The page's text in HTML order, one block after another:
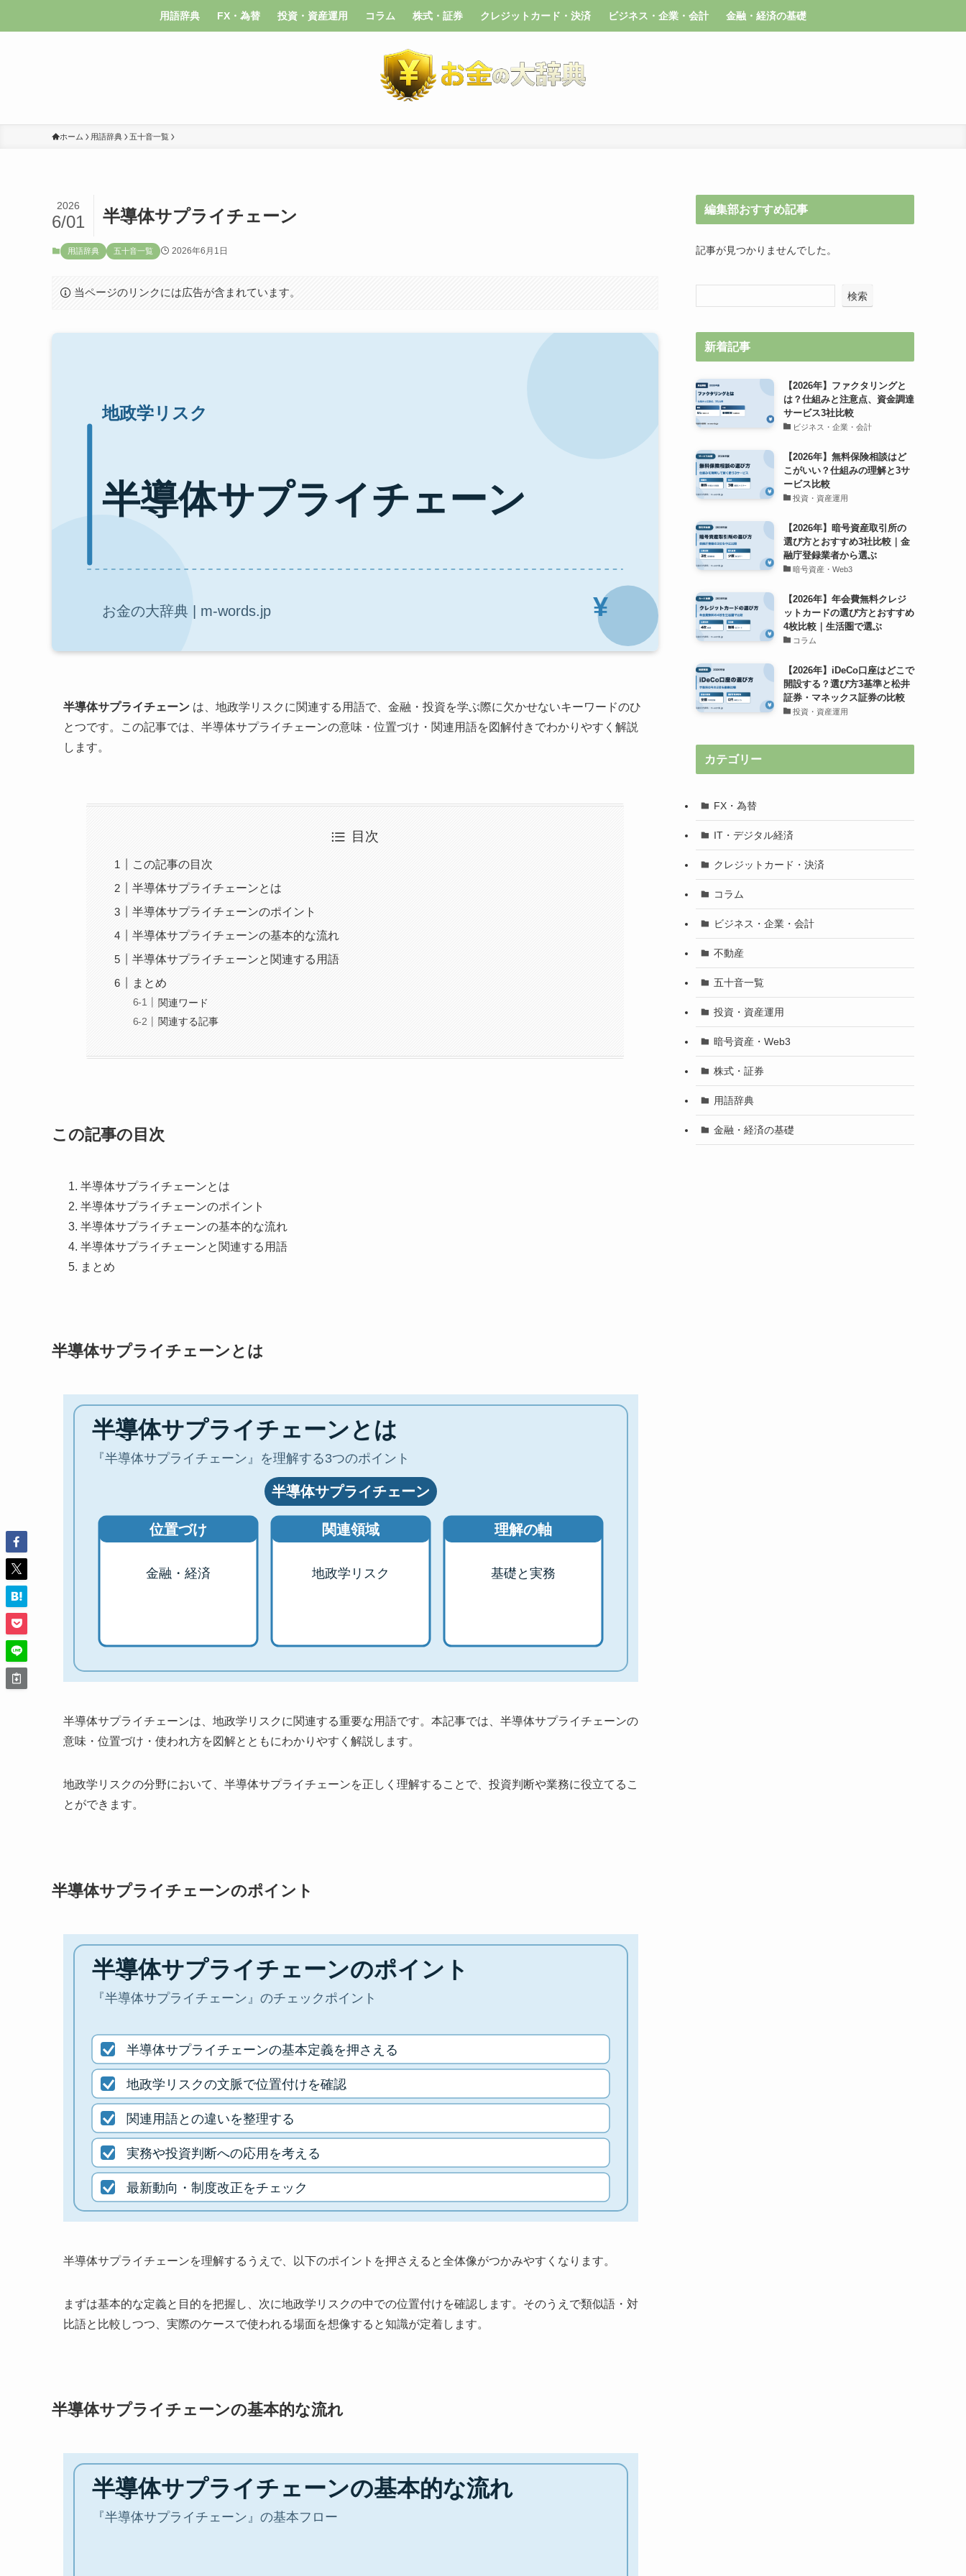
用語辞典 FX・為替 投資・資産運用 コラム 株式・証券 クレジットカード・決済 ビジネス・企業・会計 金融・経済の基礎
ホーム 用語辞典 五十音一覧
半導体サプライチェーン
2026
6/01
用語辞典 五十音一覧 2026年6月1日
当ページのリンクには広告が含まれています。
半導体サプライチェーン は、地政学リスクに関連する用語で、金融・投資を学ぶ際に欠かせないキーワードのひ
とつです。この記事では、半導体サプライチェーンの意味・位置づけ・関連用語を図解付きでわかりやすく解説
します。
目次
この記事の目次
半導体サプライチェーンとは
半導体サプライチェーンのポイント
半導体サプライチェーンの基本的な流れ
半導体サプライチェーンと関連する用語
まとめ
関連ワード
関連する記事
この記事の目次
半導体サプライチェーンとは
半導体サプライチェーンのポイント
半導体サプライチェーンの基本的な流れ
半導体サプライチェーンと関連する用語
まとめ
半導体サプライチェーンとは
半導体サプライチェーンは、地政学リスクに関連する重要な用語です。本記事では、半導体サプライチェーンの
意味・位置づけ・使われ方を図解とともにわかりやすく解説します。
地政学リスクの分野において、半導体サプライチェーンを正しく理解することで、投資判断や業務に役立てるこ
とができます。
半導体サプライチェーンのポイント
半導体サプライチェーンを理解するうえで、以下のポイントを押さえると全体像がつかみやすくなります。
まずは基本的な定義と目的を把握し、次に地政学リスクの中での位置付けを確認します。そのうえで類似語・対
比語と比較しつつ、実際のケースで使われる場面を想像すると知識が定着します。
半導体サプライチェーンの基本的な流れ
編集部おすすめ記事
記事が見つかりませんでした。
検索
新着記事
【2026年】ファクタリングと
は？仕組みと注意点、資金調達
サービス3社比較
ビジネス・企業・会計
【2026年】無料保険相談はど
こがいい？仕組みの理解と3サ
ービス比較
投資・資産運用
【2026年】暗号資産取引所の
選び方とおすすめ3社比較｜金
融庁登録業者から選ぶ
暗号資産・Web3
【2026年】年会費無料クレジ
ットカードの選び方とおすすめ
4枚比較｜生活圏で選ぶ
コラム
【2026年】iDeCo口座はどこで
開設する？選び方3基準と松井
証券・マネックス証券の比較
投資・資産運用
カテゴリー
FX・為替
IT・デジタル経済
クレジットカード・決済
コラム
ビジネス・企業・会計
不動産
五十音一覧
投資・資産運用
暗号資産・Web3
株式・証券
用語辞典
金融・経済の基礎